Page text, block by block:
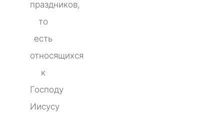
праздников,
то
есть
относящихся
к
Господу
Иисусу